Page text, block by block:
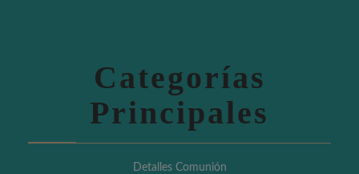
Categorías
Principales
Detalles Comunión